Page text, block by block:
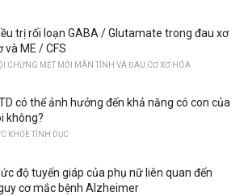
trị rối loạn GABA / Glutamate trong đau xơ
và ME / CFS
CHỨNG MỆT MỎI MÃN TÍNH VÀ ĐAU CƠ XƠ HÓA
có thể ảnh hưởng đến khả năng có con của
không?
KHỎE TÌNH DỤC
độ tuyến giáp của phụ nữ liên quan đến
cơ mắc bệnh Alzheimer